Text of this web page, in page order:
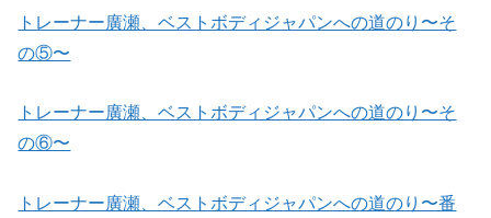
トレーナー廣瀬、ベストボディジャパンへの道のり〜そ
の⑤〜
トレーナー廣瀬、ベストボディジャパンへの道のり〜そ
の⑥〜
トレーナー廣瀬、ベストボディジャパンへの道のり〜番